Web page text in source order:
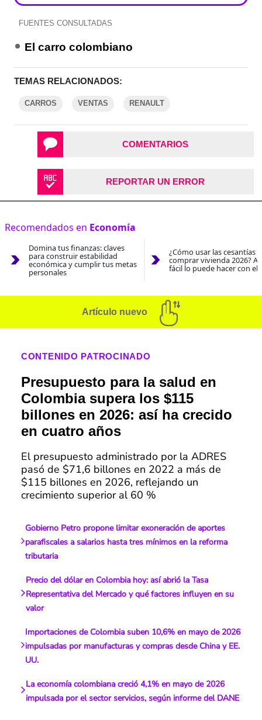
FUENTES CONSULTADAS
El carro colombiano
TEMAS RELACIONADOS:
CARROS VENTAS RENAULT
COMENTARIOS
REPORTAR UN ERROR
Recomendados en Economía
Domina tus finanzas: claves
para construir estabilidad
económica y cumplir tus metas
personales
¿Cómo usar las cesantías
comprar vivienda 2026?
fácil lo puede hacer con el
Artículo nuevo
CONTENIDO PATROCINADO
Presupuesto para la salud en
Colombia supera los $115
billones en 2026: así ha crecido
en cuatro años
El presupuesto administrado por la ADRES
pasó de $71,6 billones en 2022 a más de
$115 billones en 2026, reflejando un
crecimiento superior al 60 %
Gobierno Petro propone limitar exoneración de aportes
parafiscales a salarios hasta tres mínimos en la reforma
tributaria
Precio del dólar en Colombia hoy: así abrió la Tasa
Representativa del Mercado y qué factores influyen en su
valor
Importaciones de Colombia suben 10,6% en mayo de 2026
impulsadas por manufacturas y compras desde China y EE.
UU.
La economía colombiana creció 4,1% en mayo de 2026
impulsada por el sector servicios, según informe del DANE